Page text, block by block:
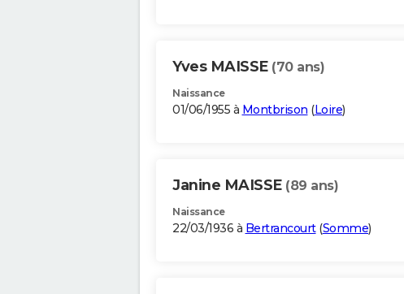
Yves MAISSE (70 ans)
Naissance
01/06/1955 à Montbrison (Loire)
Janine MAISSE (89 ans)
Naissance
22/03/1936 à Bertrancourt(Somme)